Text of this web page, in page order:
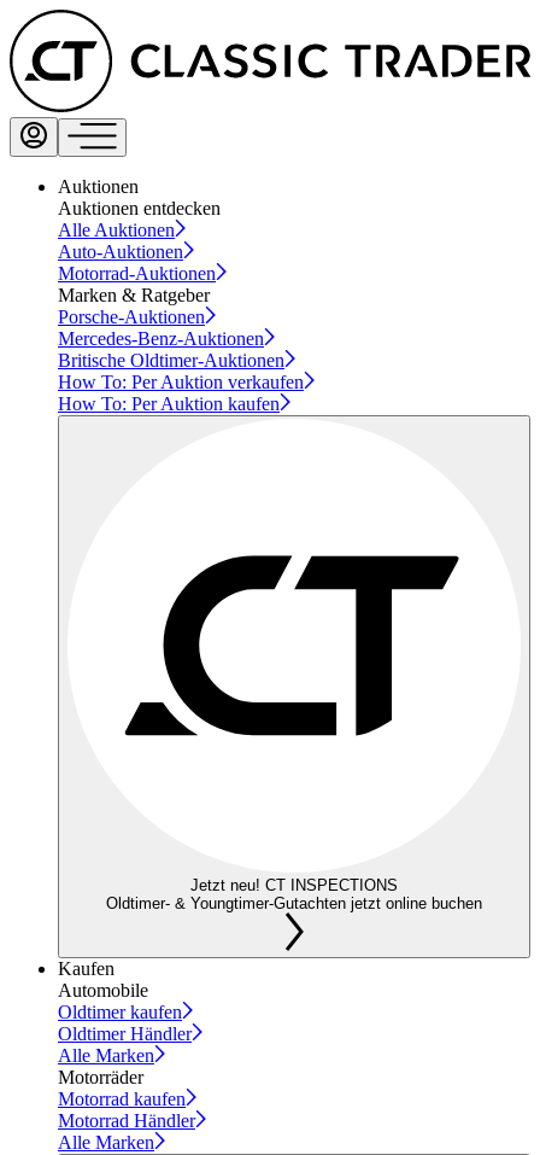
Auktionen
Auktionen entdecken
Alle Auktionen
Auto-Auktionen
Motorrad-Auktionen
Marken & Ratgeber
Porsche-Auktionen
Mercedes-Benz-Auktionen
Britische Oldtimer-Auktionen
How To: Per Auktion verkaufen
How To: Per Auktion kaufen
Jetzt neu! CT INSPECTIONS
Oldtimer- & Youngtimer-Gutachten jetzt online buchen
Kaufen
Automobile
Oldtimer kaufen
Oldtimer Händler
Alle Marken
Motorräder
Motorrad kaufen
Motorrad Händler
Alle Marken